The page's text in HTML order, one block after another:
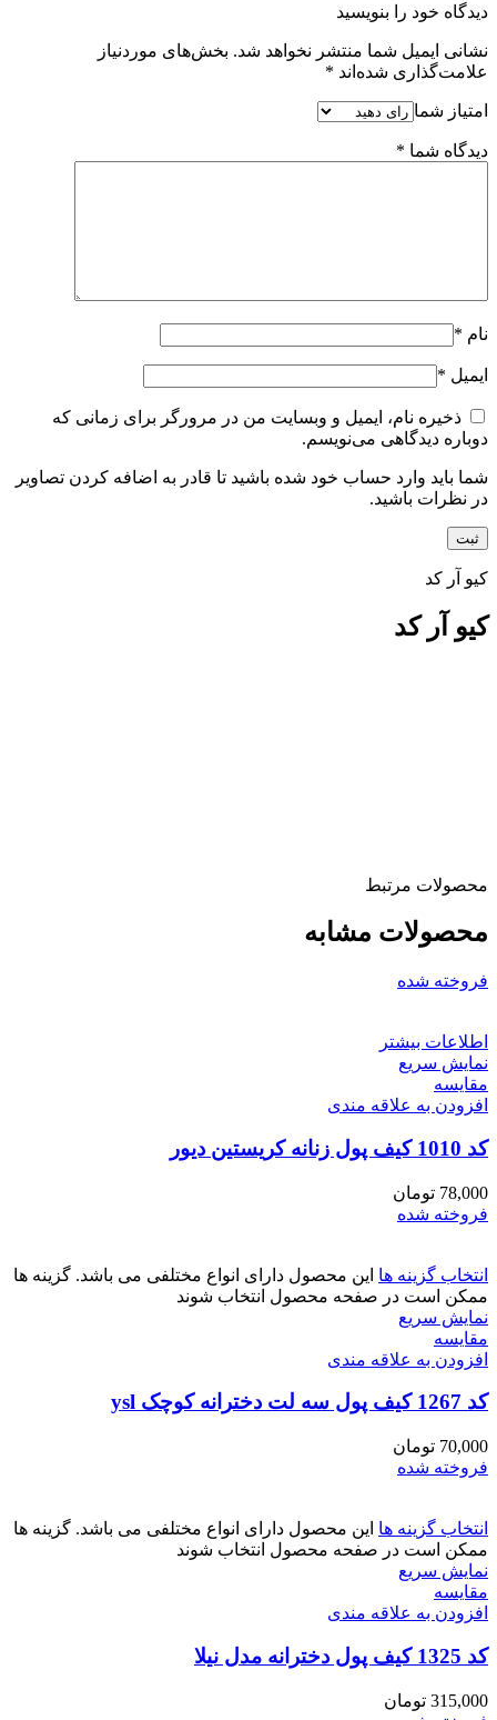
دیدگاه خود را بنویسید
نشانی ایمیل شما منتشر نخواهد شد. بخش‌های موردنیاز
علامت‌گذاری شده‌اند *
امتیاز شما
دیدگاه شما *
نام *
ایمیل *
ذخیره نام، ایمیل و وبسایت من در مرورگر برای زمانی که
دوباره دیدگاهی می‌نویسم.
شما باید وارد حساب خود شده باشید تا قادر به اضافه کردن تصاویر
در نظرات باشید.
کیو آر کد
کیو آر کد
محصولات مرتبط
محصولات مشابه
فروخته شده
اطلاعات بیشتر
نمایش سریع
مقايسه
افزودن به علاقه مندی
کد 1010 کیف پول زنانه کریستین دیور
78,000 تومان
فروخته شده
انتخاب گزینه ها این محصول دارای انواع مختلفی می باشد. گزینه ها
ممکن است در صفحه محصول انتخاب شوند
نمایش سریع
مقايسه
افزودن به علاقه مندی
کد 1267 کیف پول سه لت دخترانه کوچک ysl
70,000 تومان
فروخته شده
انتخاب گزینه ها این محصول دارای انواع مختلفی می باشد. گزینه ها
ممکن است در صفحه محصول انتخاب شوند
نمایش سریع
مقايسه
افزودن به علاقه مندی
کد 1325 کیف پول دخترانه مدل نیلا
315,000 تومان